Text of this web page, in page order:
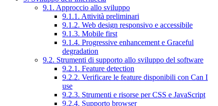
9.1. Approccio allo sviluppo
9.1.1. Attività preliminari
9.1.2. Web design responsivo e accessibile
9.1.3. Mobile first
9.1.4. Progressive enhancement e Graceful
degradation
9.2. Strumenti di supporto allo sviluppo del software
9.2.1. Feature detection
9.2.2. Verificare le feature disponibili con Can I
use
9.2.3. Strumenti e risorse per CSS e JavaScript
9.2.4. Supporto browser